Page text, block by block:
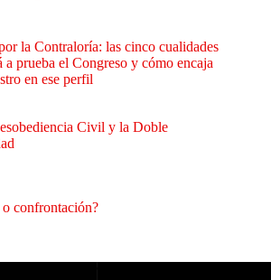
la Contraloría: las cinco cualidades
a prueba el Congreso y cómo encaja
en ese perfil
Civil y la Doble
o confrontación?